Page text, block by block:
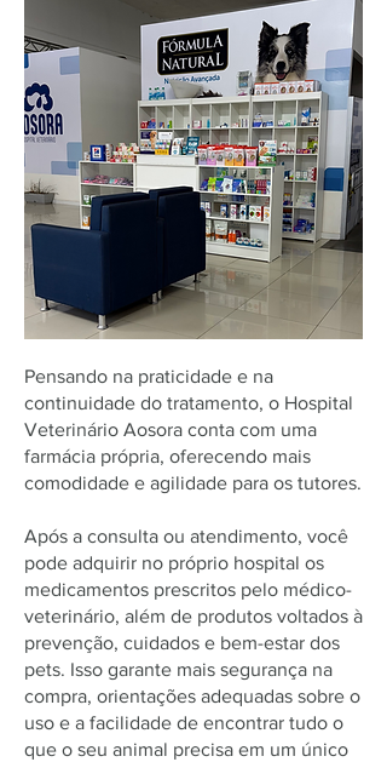
Pensando na praticidade e na
continuidade do tratamento, o Hospital
Veterinário Aosora conta com uma
farmácia própria, oferecendo mais
comodidade e agilidade para os tutores.
Após a consulta ou atendimento, você
pode adquirir no próprio hospital os
medicamentos prescritos pelo médico-
veterinário, além de produtos voltados à
prevenção, cuidados e bem-estar dos
pets. Isso garante mais segurança na
compra, orientações adequadas sobre o
uso e a facilidade de encontrar tudo o
que o seu animal precisa em um único